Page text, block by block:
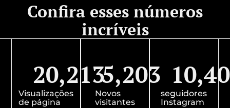
Confira esses números
incríveis
Visualizações
de página
20,213
Novos
visitantes
5,203
seguidores
Instagram